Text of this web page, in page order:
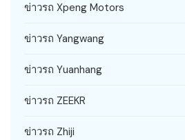
ข่าวรถ Xpeng Motors
ข่าวรถ Yangwang
ข่าวรถ Yuanhang
ข่าวรถ ZEEKR
ข่าวรถ Zhiji